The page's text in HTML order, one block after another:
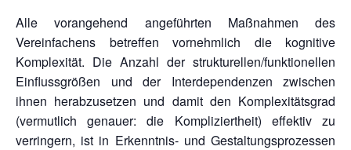
Alle vorangehend angeführten Maßnahmen des
Vereinfachens betreffen vornehmlich die kognitive
Komplexität. Die Anzahl der strukturellen/funktionellen
Einflussgrößen und der Interdependenzen zwischen
ihnen herabzusetzen und damit den Komplexitätsgrad
(vermutlich genauer: die Kompliziertheit) effektiv zu
verringern, ist in Erkenntnis- und Gestaltungsprozessen